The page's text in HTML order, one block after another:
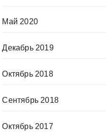
Май 2020
Декабрь 2019
Октябрь 2018
Сентябрь 2018
Октябрь 2017